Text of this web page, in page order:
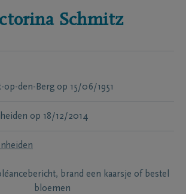
Schmitz
op-den-Berg op 15/06/1951
op 18/12/2014
brand een kaarsje of bestel
bloemen